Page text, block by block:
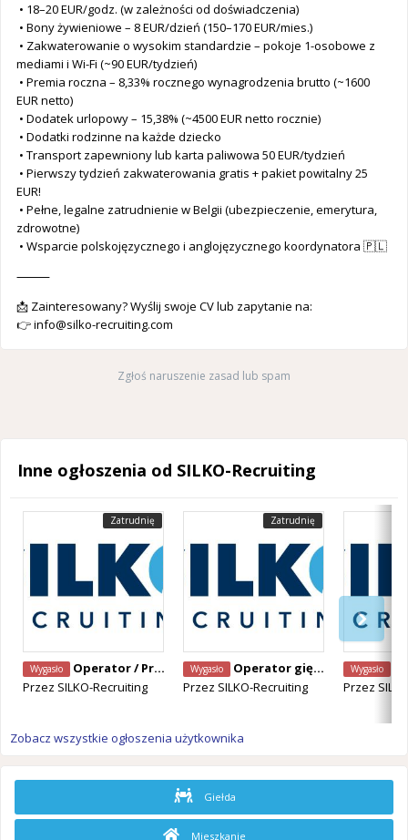
• 18–20 EUR/godz. (w zależności od doświadczenia)
• Bony żywieniowe – 8 EUR/dzień (150–170 EUR/mies.)
• Zakwaterowanie o wysokim standardzie – pokoje 1-osobowe z
mediami i Wi-Fi (~90 EUR/tydzień)
• Premia roczna – 8,33% rocznego wynagrodzenia brutto (~1600
EUR netto)
• Dodatek urlopowy – 15,38% (~4500 EUR netto rocznie)
• Dodatki rodzinne na każde dziecko
• Transport zapewniony lub karta paliwowa 50 EUR/tydzień
• Pierwszy tydzień zakwaterowania gratis + pakiet powitalny 25
EUR!
• Pełne, legalne zatrudnienie w Belgii (ubezpieczenie, emerytura,
zdrowotne)
• Wsparcie polskojęzycznego i anglojęzycznego koordynatora 🇵🇱
⸻
📩 Zainteresowany? Wyślij swoje CV lub zapytanie na:
👉info@silko-recruiting.com
Zgłoś naruszenie zasad lub spam
Inne ogłoszenia od SILKO-Recruiting
Zatrudnię
Wygasło
Operator / Programista CNC Mazak – Alken, Belgia
Przez SILKO-Recruiting
Zatrudnię
Wygasło
Operator giętarki CNC – Staden, Belgia
Przez SILKO-Recruiting
Wygasło
Przez
Zobacz wszystkie ogłoszenia użytkownika
Giełda
Mieszkanie